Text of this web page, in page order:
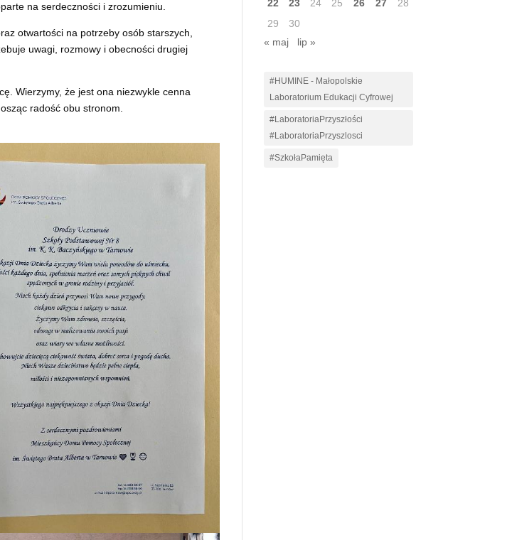
na serdeczności i zrozumieniu.
otwartości na potrzeby osób starszych,
uwagi, rozmowy i obecności drugiej
Wierzymy, że jest ona niezwykle cenna
radość obu stronom.
22
23 24 25 26 27
28
29
30
« maj
lip »
#HUMINE - Małopolskie
Laboratorium Edukacji Cyfrowej
#LaboratoriaPrzyszłości
#LaboratoriaPrzyszlosci
#SzkołaPamięta